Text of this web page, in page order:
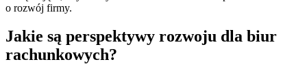
o rozwój firmy.
Jakie są perspektywy rozwoju dla biur
rachunkowych?